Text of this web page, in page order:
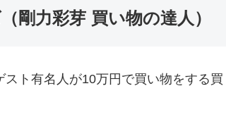
剛力彩芽 買い物の達人）
ト有名人が10万円で買い物をする買